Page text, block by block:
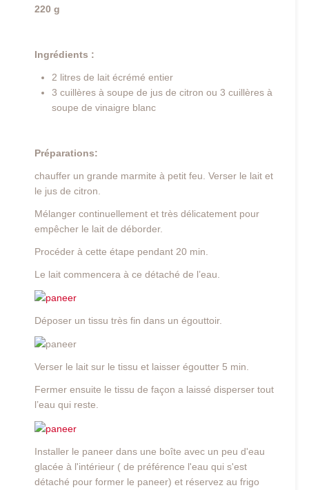
220 g
Ingrédients :
2 litres de lait écrémé entier
3 cuillères à soupe de jus de citron ou 3 cuillères à
soupe de vinaigre blanc
Préparations:
chauffer un grande marmite à petit feu. Verser le lait et
le jus de citron.
Mélanger continuellement et très délicatement pour
empêcher le lait de déborder.
Procéder à cette étape pendant 20 min.
Le lait commencera à ce détaché de l’eau.
Déposer un tissu très fin dans un égouttoir.
Verser le lait sur le tissu et laisser égoutter 5 min.
Fermer ensuite le tissu de façon a laissé disperser tout
l’eau qui reste.
Installer le paneer dans une boîte avec un peu d'eau
glacée à l'intérieur ( de préférence l'eau qui s'est
détaché pour former le paneer) et réservez au frigo